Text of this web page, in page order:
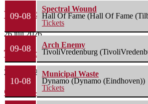
Wailin’ Storms – The Arsonist
26 juli 2026
The Fifth Alliance – Stenahoria
22 juli 2026
Gallon – A Spell Called Reality
09-08
Spectral Wound
Hall Of Fame (Hall Of Fame
Tickets
09-08
Arch Enemy
TivoliVredenburg
10-08
Municipal Waste
Dynamo (Dynamo (Eindhoven))
Tickets